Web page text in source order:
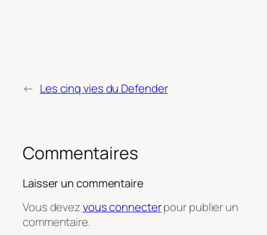
← Les cinq vies du Defender
Commentaires
Laisser un commentaire
Vous devezvous connecterpour publier un
commentaire.